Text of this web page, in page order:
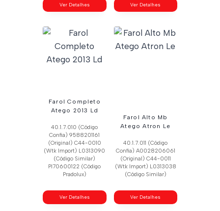
Ver Detalhes Ver Detalhes
Farol Completo
Atego 2013 Ld
40.1.7.010 (Código
Confia) 9588201161
(Original) C44-0010
(Wtk Import) L0313090
(Código Similar)
Pl70600122 (Código
Pradolux)
Ver Detalhes
Farol Alto Mb
Atego Atron Le
40.1.7.011 (Código
Confia) A0028206061
(Original) C44-0011
(Wtk Import) L0313038
(Código Similar)
Ver Detalhes